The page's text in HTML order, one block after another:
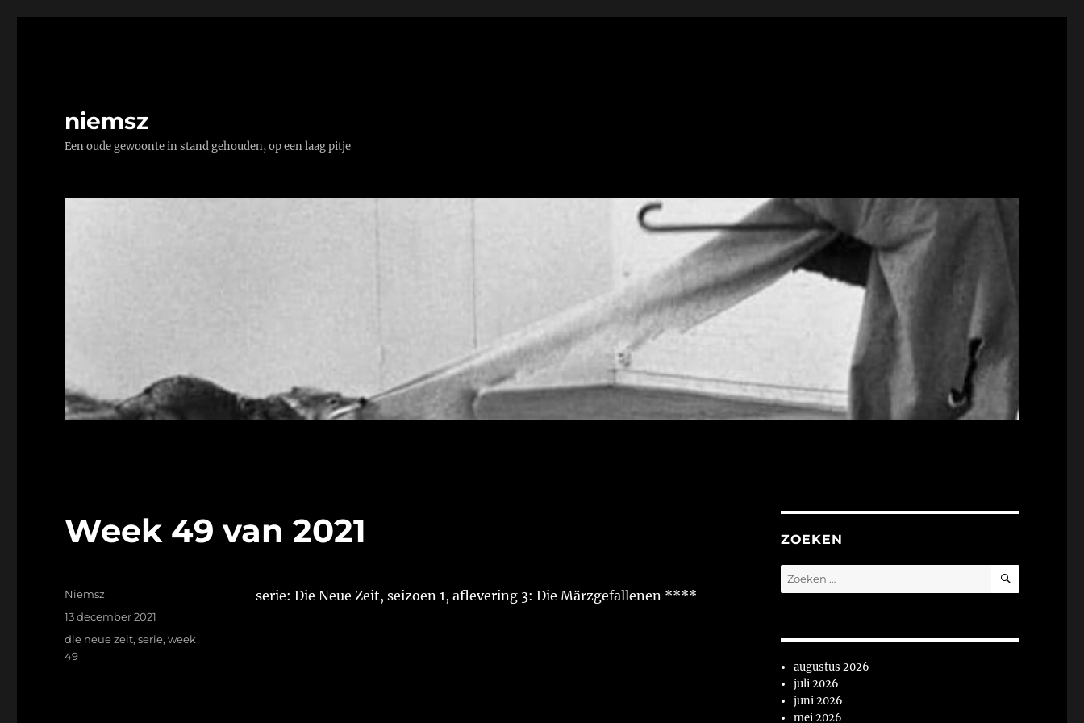
niemsz
Een oude gewoonte in stand gehouden, op een laag pitje
Week 49 van 2021
serie: Die Neue Zeit, seizoen 1, aflevering 3: Die Märzgefallenen****
Auteur
Niemsz
Geplaatst
op
13 december 2021
Tags
die neue zeit,serie,week
49
ZOEKEN
Zoeken
naar:
ZOEKEN
augustus 2026
juli 2026
juni 2026
mei 2026